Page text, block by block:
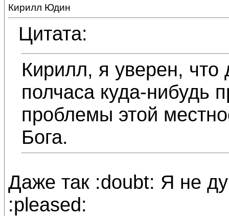
Кирилл Юдин
Цитата:
Кирилл, я уверен, что
полчаса куда-нибудь
проблемы этой
Бога.
Даже так :doubt: Я не
:pleased: